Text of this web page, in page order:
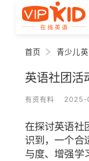
首页 青少儿
英语社团活
有资有料 2025-
在探讨英语社
识到，一个合
与度、增强学